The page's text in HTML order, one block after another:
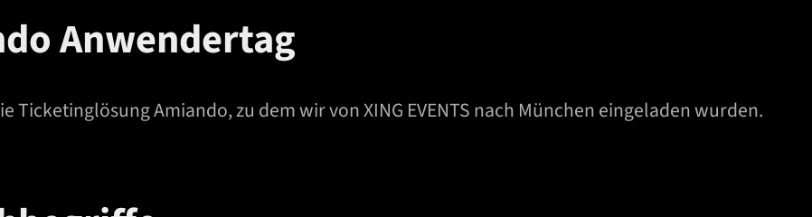
Anwendertag
Ticketinglösung Amiando, zu dem wir von XING EVENTS nach München eingeladen wurden.